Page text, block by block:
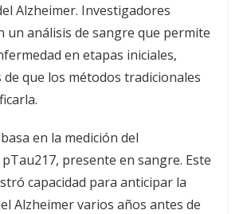
Alzheimer. Investigadores
un análisis de sangre que permite
en etapas iniciales,
de que los métodos tradicionales
en la medición del
presente en sangre. Este
capacidad para anticipar la
Alzheimer varios años antes de